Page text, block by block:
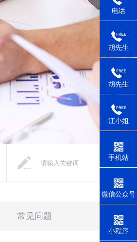
常见问题
电话
胡先生
胡先生
江小姐
手机站
微信公众号
小程序